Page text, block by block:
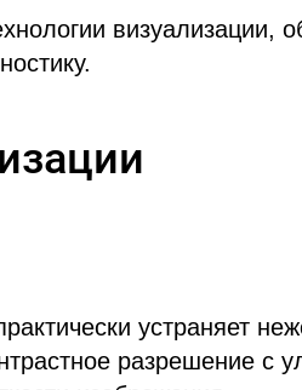
визуализации,
устраняет
разрешение с